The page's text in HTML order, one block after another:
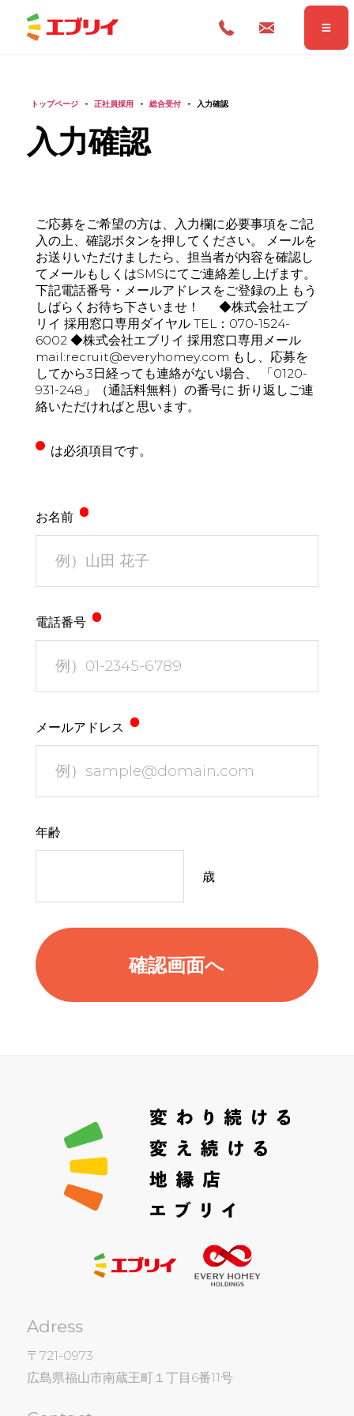
Home ホーム
News お知らせ
About 企業について
Regular
Newer
いますぐ応募する
入力確認
トップページ - 正社員採用 - 総合受付 - 入力確認
ご応募をご希望の方は、入力欄に必要事項をご記
入の上、確認ボタンを押してください。 メールを
お送りいただけましたら、担当者が内容を確認し
てメールもしくはSMSにてご連絡差し上げます。
下記電話番号・メールアドレスをご登録の上 もう
しばらくお待ち下さいませ！ ◆株式会社エブ
リイ 採用窓口専用ダイヤル TEL：070-1524-
6002 ◆株式会社エブリイ 採用窓口専用メール
mail:recruit@everyhomey.com もし、応募を
してから3日経っても連絡がない場合、 「0120-
931-248」（通話料無料）の番号に 折り返しご連
絡いただければと思います。
は必須項目です。
お名前
電話番号
メールアドレス
年齢
歳
Adress
〒721-0973
広島県福山市南蔵王町１丁目6番11号